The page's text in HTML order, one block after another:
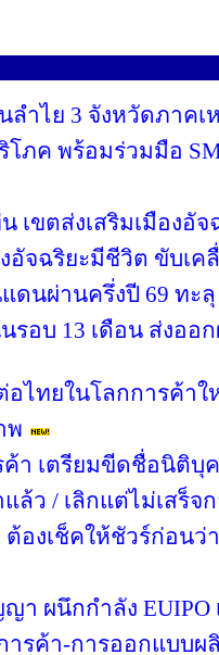
ลำไย 3 จังหวัดภาค
โภค พร้อมร่วมมือ
เขตส่งเสริมเมืองอั
อัจฉริยะมีชีวิต ขับเค
นผ่านครึ่งปี 69 ทะลุ
อบ 13 เดือน ส่งออ
ไทยในโลกการค้าใ
พ
า เตรียมขีดชื่อนิติบุ
ล้ว / เลิกแต่ไม่เสร็
องเช็คให้ชัวร์ก่อนว่
า ผนึกกำลัง EUIPO
ารค้า-การออกแบบ